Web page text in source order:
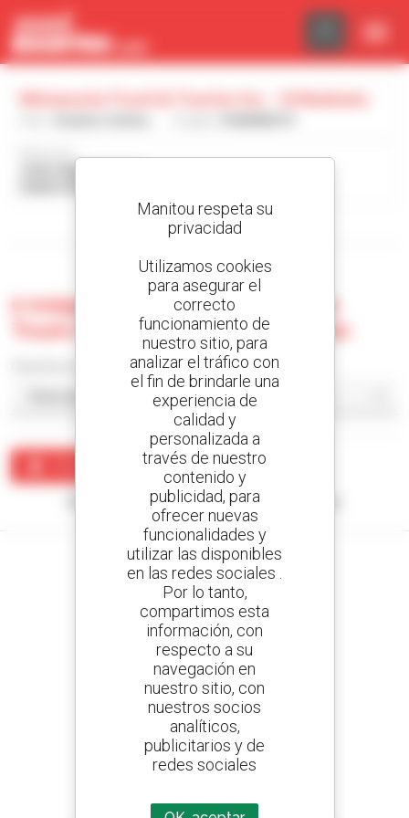
Dirección :
Mostrar filtros de búsqueda
0 máquina usada en Minnesota
Truck & Tractor Inc. - N Mankato
Crear una alerta
Ningún resultado corresponde con su búsqueda.
Cree sus alertas
y reciba anuncios de equipos de ocasión
800 concesionarios
Manitou por todo el mundo
Panel de gestión de cookies
Manitou respeta su
privacidad
Utilizamos cookies
para asegurar el
correcto
funcionamiento de
nuestro sitio, para
analizar el tráfico con
el fin de brindarle una
experiencia de
calidad y
personalizada a
través de nuestro
contenido y
publicidad, para
ofrecer nuevas
funcionalidades y
utilizar las disponibles
en las redes sociales .
Por lo tanto,
compartimos esta
información, con
respecto a su
navegación en
nuestro sitio, con
nuestros socios
analíticos,
publicitarios y de
redes sociales